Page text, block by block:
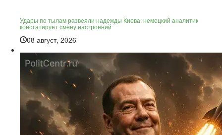
Удары по тылам развеяли надежды Киева: немецкий аналитик
констатирует смену настроений
08 август, 2026